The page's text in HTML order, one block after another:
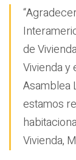
de
Vivienda y
Asamblea
estamos
Vivienda,